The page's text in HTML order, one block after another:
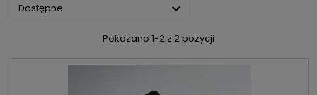
Dostępne 
Pokazano 1-2 z 2 pozycji